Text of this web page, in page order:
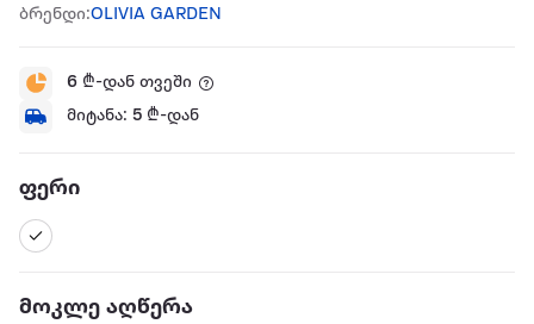
ბრენდი:OLIVIA GARDEN
6 ₾-დან თვეში
მიტანა: 5 ₾-დან
ფერი
მოკლე აღწერა